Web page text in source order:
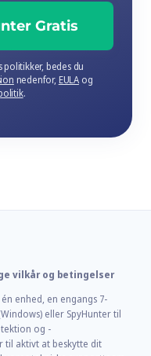
Gratis
bedes du
nedenfor, EULAog
.
vilkår og betingelser
enhed, en engangs 7-
eller SpyHunter til
og -
til aktivt at beskytte dit